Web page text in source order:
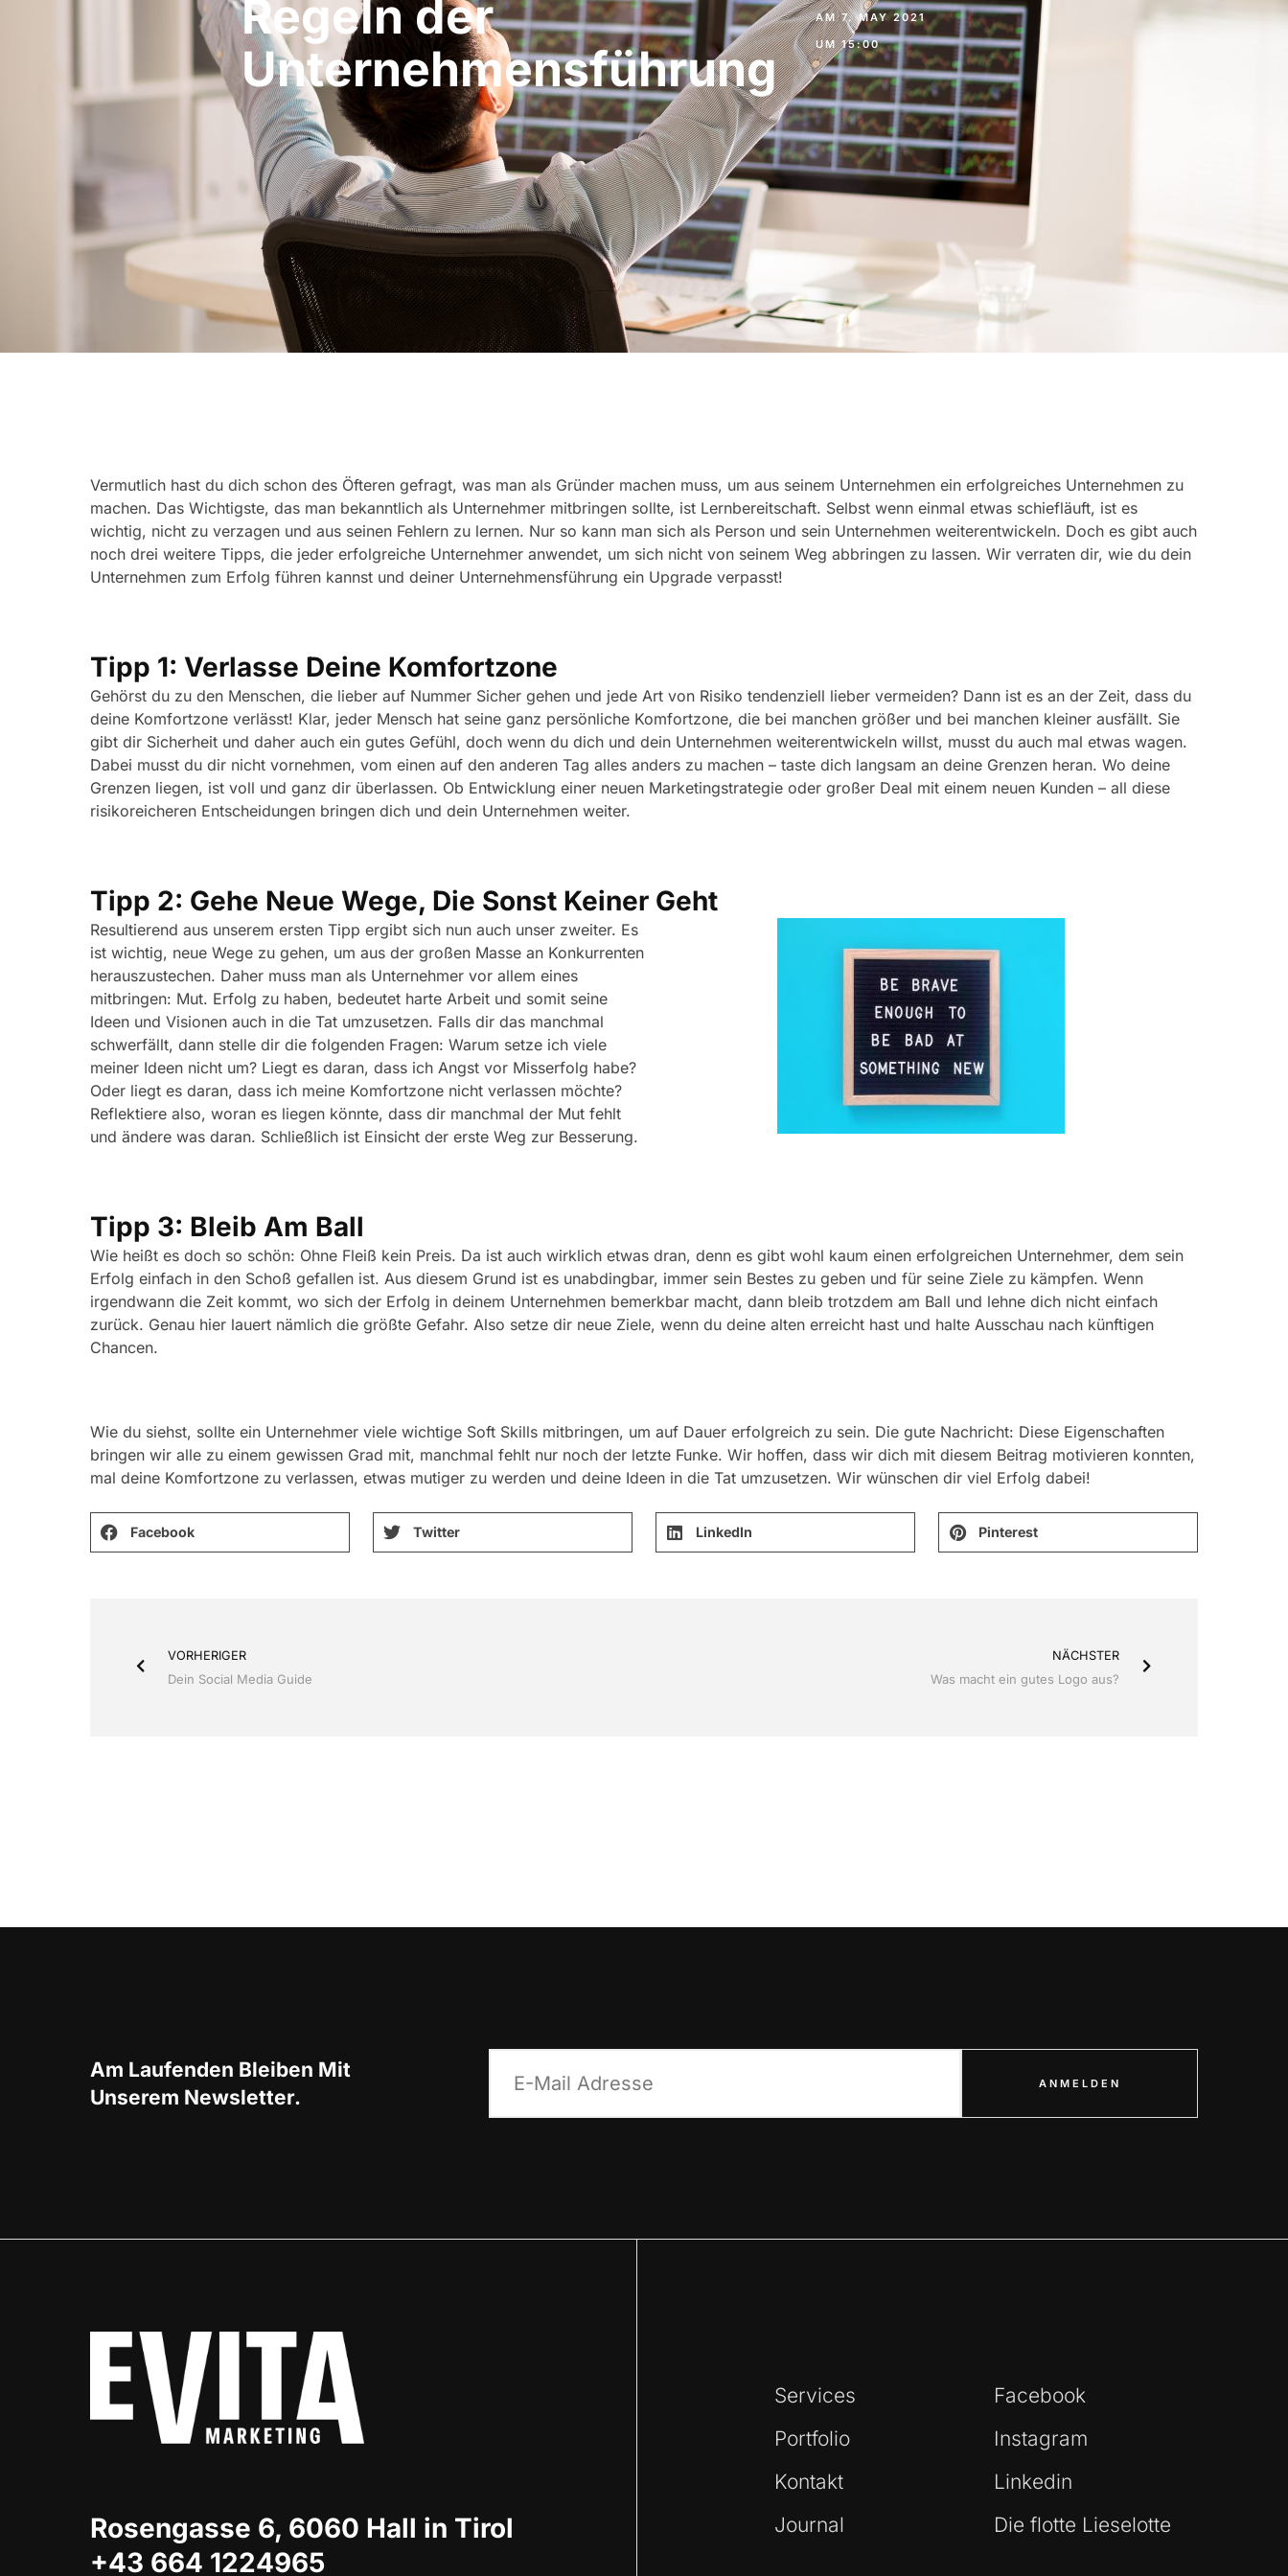
Regeln der
Unternehmensführung
AM7. MAY 2021
UM 15:00
Vermutlich hast du dich schon des Öfteren gefragt, was man als Gründer machen muss, um aus seinem Unternehmen ein erfolgreiches Unternehmen zu
machen. Das Wichtigste, das man bekanntlich als Unternehmer mitbringen sollte, ist Lernbereitschaft. Selbst wenn einmal etwas schiefläuft, ist es
wichtig, nicht zu verzagen und aus seinen Fehlern zu lernen. Nur so kann man sich als Person und sein Unternehmen weiterentwickeln. Doch es gibt auch
noch drei weitere Tipps, die jeder erfolgreiche Unternehmer anwendet, um sich nicht von seinem Weg abbringen zu lassen. Wir verraten dir, wie du dein
Unternehmen zum Erfolg führen kannst und deiner Unternehmensführung ein Upgrade verpasst!
Tipp 1: Verlasse Deine Komfortzone
Gehörst du zu den Menschen, die lieber auf Nummer Sicher gehen und jede Art von Risiko tendenziell lieber vermeiden? Dann ist es an der Zeit, dass du
deine Komfortzone verlässt! Klar, jeder Mensch hat seine ganz persönliche Komfortzone, die bei manchen größer und bei manchen kleiner ausfällt. Sie
gibt dir Sicherheit und daher auch ein gutes Gefühl, doch wenn du dich und dein Unternehmen weiterentwickeln willst, musst du auch mal etwas wagen.
Dabei musst du dir nicht vornehmen, vom einen auf den anderen Tag alles anders zu machen – taste dich langsam an deine Grenzen heran. Wo deine
Grenzen liegen, ist voll und ganz dir überlassen. Ob Entwicklung einer neuen Marketingstrategie oder großer Deal mit einem neuen Kunden – all diese
risikoreicheren Entscheidungen bringen dich und dein Unternehmen weiter.
Tipp 2: Gehe Neue Wege, Die Sonst Keiner Geht
Resultierend aus unserem ersten Tipp ergibt sich nun auch unser zweiter. Es
ist wichtig, neue Wege zu gehen, um aus der großen Masse an Konkurrenten
herauszustechen. Daher muss man als Unternehmer vor allem eines
mitbringen: Mut. Erfolg zu haben, bedeutet harte Arbeit und somit seine
Ideen und Visionen auch in die Tat umzusetzen. Falls dir das manchmal
schwerfällt, dann stelle dir die folgenden Fragen: Warum setze ich viele
meiner Ideen nicht um? Liegt es daran, dass ich Angst vor Misserfolg habe?
Oder liegt es daran, dass ich meine Komfortzone nicht verlassen möchte?
Reflektiere also, woran es liegen könnte, dass dir manchmal der Mut fehlt
und ändere was daran. Schließlich ist Einsicht der erste Weg zur Besserung.
Tipp 3: Bleib Am Ball
Wie heißt es doch so schön: Ohne Fleiß kein Preis. Da ist auch wirklich etwas dran, denn es gibt wohl kaum einen erfolgreichen Unternehmer, dem sein
Erfolg einfach in den Schoß gefallen ist. Aus diesem Grund ist es unabdingbar, immer sein Bestes zu geben und für seine Ziele zu kämpfen. Wenn
irgendwann die Zeit kommt, wo sich der Erfolg in deinem Unternehmen bemerkbar macht, dann bleib trotzdem am Ball und lehne dich nicht einfach
zurück. Genau hier lauert nämlich die größte Gefahr. Also setze dir neue Ziele, wenn du deine alten erreicht hast und halte Ausschau nach künftigen
Chancen.
Wie du siehst, sollte ein Unternehmer viele wichtige Soft Skills mitbringen, um auf Dauer erfolgreich zu sein. Die gute Nachricht: Diese Eigenschaften
bringen wir alle zu einem gewissen Grad mit, manchmal fehlt nur noch der letzte Funke. Wir hoffen, dass wir dich mit diesem Beitrag motivieren konnten,
mal deine Komfortzone zu verlassen, etwas mutiger zu werden und deine Ideen in die Tat umzusetzen. Wir wünschen dir viel Erfolg dabei!
Facebook Twitter LinkedIn Pinterest
VORHERIGER
Dein Social Media Guide
NÄCHSTER
Was macht ein gutes Logo aus?
Am Laufenden Bleiben Mit
Unserem Newsletter.
ANMELDEN
Rosengasse 6, 6060 Hall in Tirol
+43 664 1224965
Services
Portfolio
Kontakt
Journal
Facebook
Instagram
Linkedin
Die flotte Lieselotte